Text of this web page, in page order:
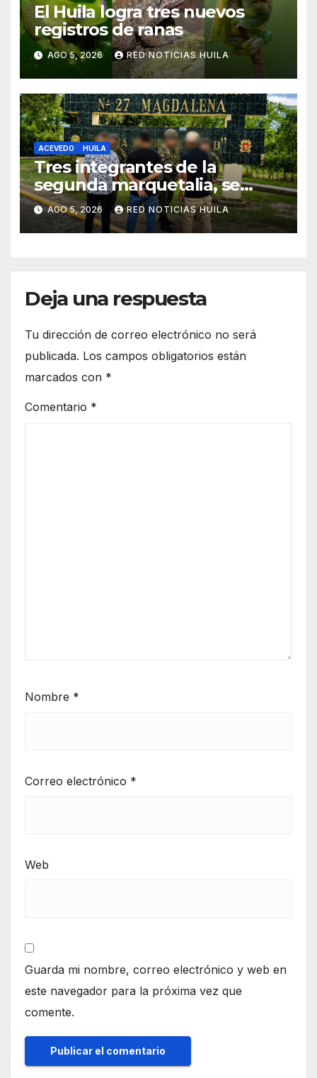
El Huila logra tres nuevos
registros de ranas
AGO 5, 2026 RED NOTICIAS HUILA
ACEVEDO HUILA
Tres integrantes de la
segunda marquetalia, se
sometieron a la justicia
AGO 5, 2026 RED NOTICIAS HUILA
Deja una respuesta
Tu dirección de correo electrónico no será
publicada. Los campos obligatorios están
marcados con *
Comentario *
Nombre *
Correo electrónico *
Web
Guarda mi nombre, correo electrónico y web en
este navegador para la próxima vez que
comente.